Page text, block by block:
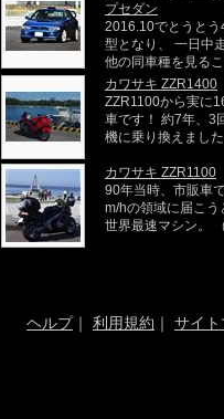
プセダン
2016.10でとうとう
型となり、 一日中
他の同車種を見る
カワサキ ZZR1400
ZZR1100から実に
車です！ 約7年、3
機に乗り換えまし
カワサキ ZZR1100
90年当時、市販車
m/hの領域に届こう
世界最速マシン。
ヘルプ｜ 利用規約 ｜ サイ